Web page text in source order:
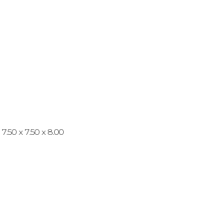
7.50 x 7.50 x 8.00